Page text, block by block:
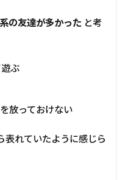
の友達が多かった と考
ぶ
放っておけない
表れていたように感じら